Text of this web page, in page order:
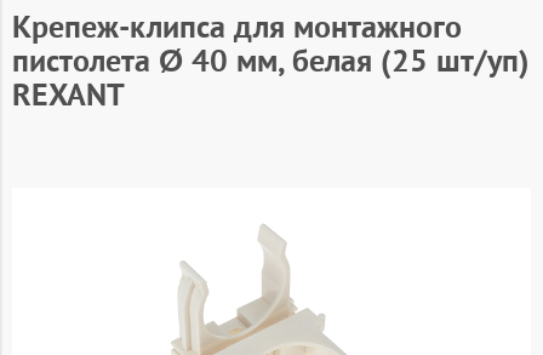
Крепеж-клипса для монтажного
пистолета Ø 40 мм, белая (25 шт/уп)
REXANT